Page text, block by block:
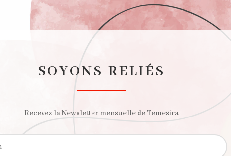
SOYONS RELIÉS
Recevez la Newsletter mensuelle de Temesira